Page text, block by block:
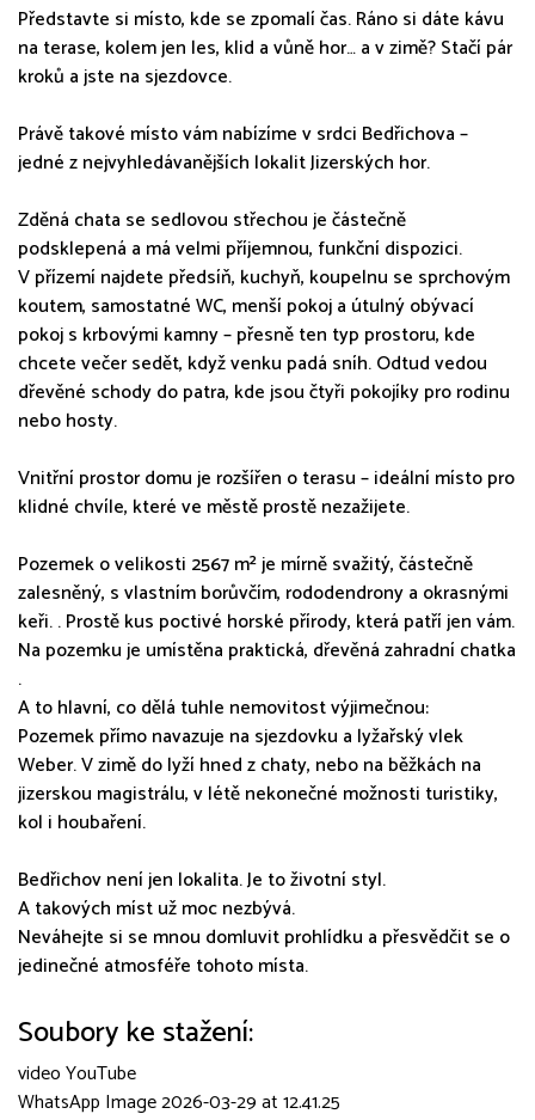
Představte si místo, kde se zpomalí čas. Ráno si dáte kávu
na terase, kolem jen les, klid a vůně hor… a v zimě? Stačí pár
kroků a jste na sjezdovce.
Právě takové místo vám nabízíme v srdci Bedřichova –
jedné z nejvyhledávanějších lokalit Jizerských hor.
Zděná chata se sedlovou střechou je částečně
podsklepená a má velmi příjemnou, funkční dispozici.
V přízemí najdete předsíň, kuchyň, koupelnu se sprchovým
koutem, samostatné WC, menší pokoj a útulný obývací
pokoj s krbovými kamny – přesně ten typ prostoru, kde
chcete večer sedět, když venku padá sníh. Odtud vedou
dřevěné schody do patra, kde jsou čtyři pokojíky pro rodinu
nebo hosty.
Vnitřní prostor domu je rozšířen o terasu – ideální místo pro
klidné chvíle, které ve městě prostě nezažijete.
Pozemek o velikosti 2567 m² je mírně svažitý, částečně
zalesněný, s vlastním borůvčím, rododendrony a okrasnými
keři. . Prostě kus poctivé horské přírody, která patří jen vám.
Na pozemku je umístěna praktická, dřevěná zahradní chatka
.
A to hlavní, co dělá tuhle nemovitost výjimečnou:
Pozemek přímo navazuje na sjezdovku a lyžařský vlek
Weber. V zimě do lyží hned z chaty, nebo na běžkách na
jizerskou magistrálu, v létě nekonečné možnosti turistiky,
kol i houbaření.
Bedřichov není jen lokalita. Je to životní styl.
A takových míst už moc nezbývá.
Neváhejte si se mnou domluvit prohlídku a přesvědčit se o
jedinečné atmosféře tohoto místa.
Soubory ke stažení:
video YouTube
WhatsApp Image 2026-03-29 at 12.41.25